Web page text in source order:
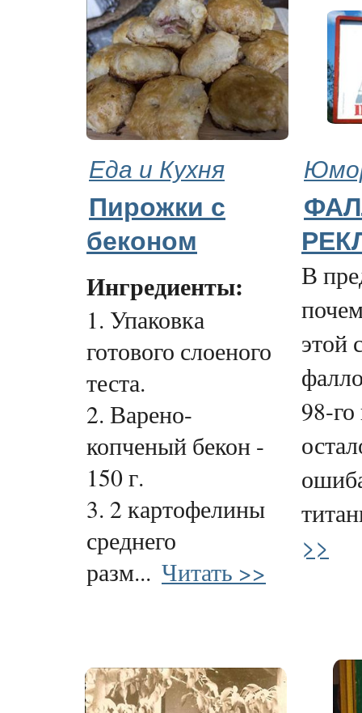
Еда и Кухня
Пирожки с
беконом
Ингредиенты:
1. Упаковка
готового слоеного
теста.
2. Варено-
копченый бекон -
150 г.
3. 2 картофелины
среднего
разм... Читать >>
В
этой
98-
>>